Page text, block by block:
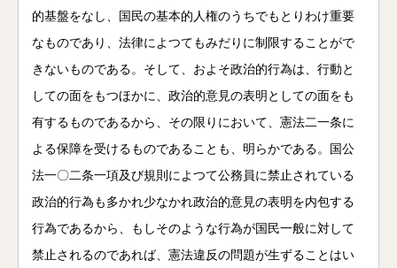
的基盤をなし、国民の基本的人権のうちでもとりわけ重要
なものであり、法律によつてもみだりに制限することがで
きないものである。そして、およそ政治的行為は、行動と
しての面をもつほかに、政治的意見の表明としての面をも
有するものであるから、その限りにおいて、憲法二一条に
よる保障を受けるものであることも、明らかである。国公
法一〇二条一項及び規則によつて公務員に禁止されている
政治的行為も多かれ少なかれ政治的意見の表明を内包する
行為であるから、もしそのような行為が国民一般に対して
禁止されるのであれば、憲法違反の問題が生ずることはい